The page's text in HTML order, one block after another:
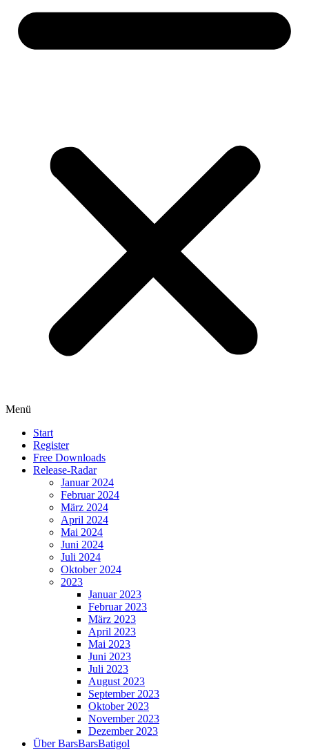
Menü
Start
Register
Free Downloads
Release-Radar
Januar 2024
Februar 2024
März 2024
April 2024
Mai 2024
Juni 2024
Juli 2024
Oktober 2024
2023
Januar 2023
Februar 2023
März 2023
April 2023
Mai 2023
Juni 2023
Juli 2023
August 2023
September 2023
Oktober 2023
November 2023
Dezember 2023
Über BarsBarsBatigol